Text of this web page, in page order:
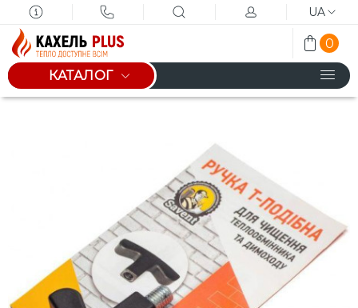
UA
0
КАТАЛОГ